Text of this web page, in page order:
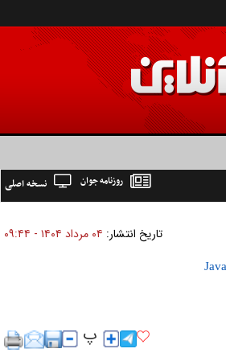
نسخه اصلی روزنامه جوان
تاریخ انتشار: ۰۴ مرداد ۱۴۰۴ - ۰۹:۴۴